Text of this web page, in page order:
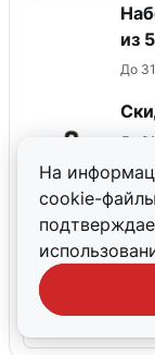
На
cookie-
из
До
До